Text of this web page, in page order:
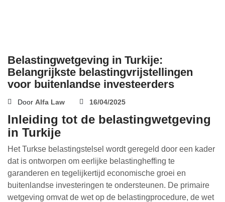
Belastingwetgeving in Turkije:
Belangrijkste belastingvrijstellingen
voor buitenlandse investeerders
Door Alfa Law 16/04/2025
Inleiding tot de belastingwetgeving
in Turkije
Het Turkse belastingstelsel wordt geregeld door een kader
dat is ontworpen om eerlijke belastingheffing te
garanderen en tegelijkertijd economische groei en
buitenlandse investeringen te ondersteunen. De primaire
wetgeving omvat de wet op de belastingprocedure, de wet